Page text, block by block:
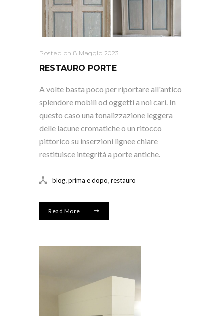
Posted on 8 Maggio 2023
RESTAURO PORTE
A volte basta poco per riportare all'antico
splendore mobili od oggetti a noi cari. In
questo caso una tonalizzazione leggera
delle lacune cromatiche o un ritocco
pittorico su inserzioni lignee chiare
restituisce integrità a porte antiche.
blog,prima e dopo,restauro
Read More